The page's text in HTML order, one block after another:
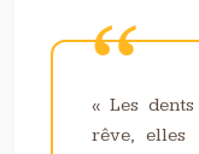
« Les
rêve, elles